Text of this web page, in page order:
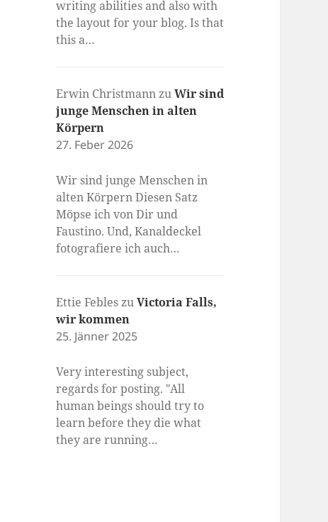
writing abilities and also with
the layout for your blog. Is that
this a…
Erwin ChristmannzuWir sind
junge Menschen in alten
Körpern
27. Feber 2026
Wir sind junge Menschen in
alten Körpern Diesen Satz
Möpse ich von Dir und
Faustino. Und, Kanaldeckel
fotografiere ich auch…
Ettie FebleszuVictoria Falls,
wir kommen
25. Jänner 2025
Very interesting subject,
regards for posting. "All
human beings should try to
learn before they die what
they are running…